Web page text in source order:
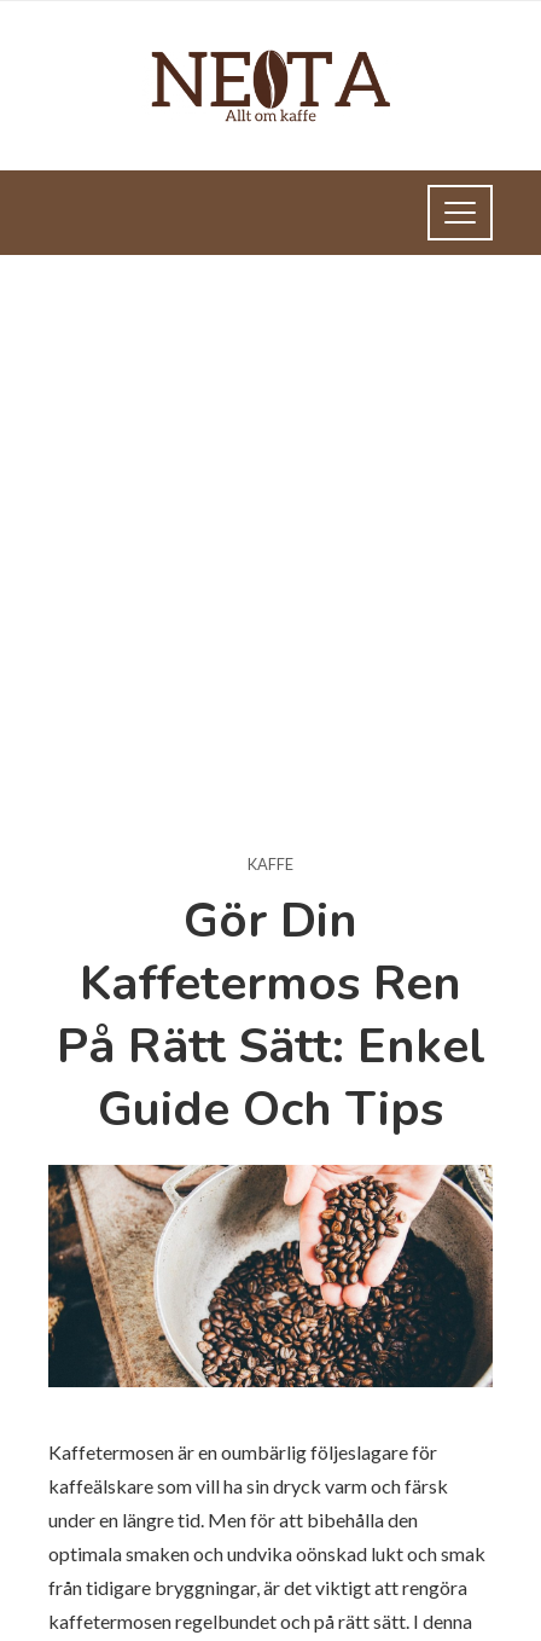
KAFFE
Gör Din
Kaffetermos Ren
På Rätt Sätt: Enkel
Guide Och Tips
Kaffetermosen är en oumbärlig följeslagare för
kaffeälskare som vill ha sin dryck varm och färsk
under en längre tid. Men för att bibehålla den
optimala smaken och undvika oönskad lukt och smak
från tidigare bryggningar, är det viktigt att rengöra
kaffetermosen regelbundet och på rätt sätt. I denna